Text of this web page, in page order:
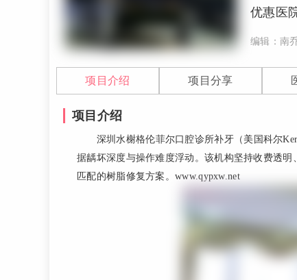
优惠医
编辑：南
项目介绍 项目分享
项目介绍
深圳水榭格伦菲尔口腔诊所补牙（美国科尔
据龋坏深度与操作难度浮动。该机构坚持收费透
匹配的树脂修复方案。www.qypxw.net